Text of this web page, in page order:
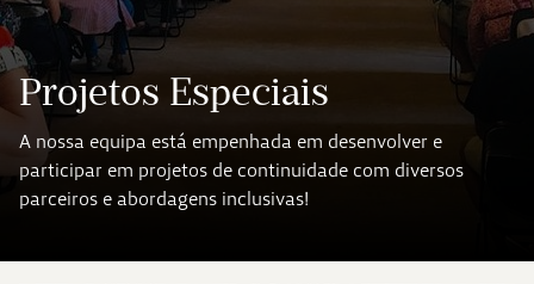
Projetos Especiais
A nossa equipa está empenhada em desenvolver e
participar em projetos de continuidade com diversos
parceiros e abordagens inclusivas!